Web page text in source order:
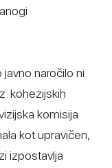
naročilo ni
kohezijskih
komisija
kot upravičen,
izpostavlja